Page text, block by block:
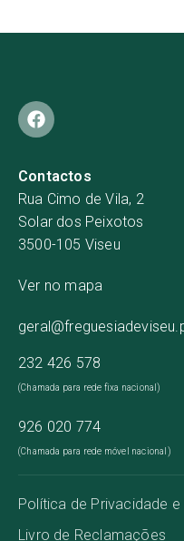
Contactos
Rua Cimo de Vila, 2
Solar dos Peixotos
3500-105 Viseu
Ver no mapa
232 426 578
(Chamada para rede fixa nacional)
926 020 774
(Chamada para rede móvel nacional)
Política de Privacidade
Livro de Reclamações